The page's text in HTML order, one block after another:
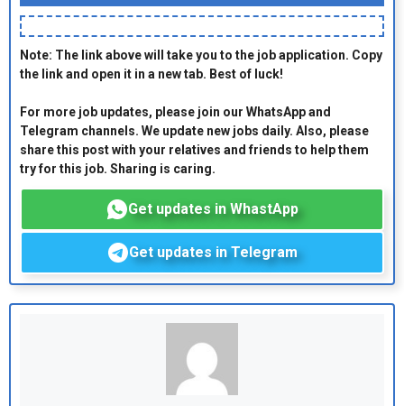
Note: The link above will take you to the job application. Copy
the link and open it in a new tab. Best of luck!
For more job updates, please join our WhatsApp and
Telegram channels. We update new jobs daily. Also, please
share this post with your relatives and friends to help them
try for this job. Sharing is caring.
Get updates in WhastApp
Get updates in Telegram